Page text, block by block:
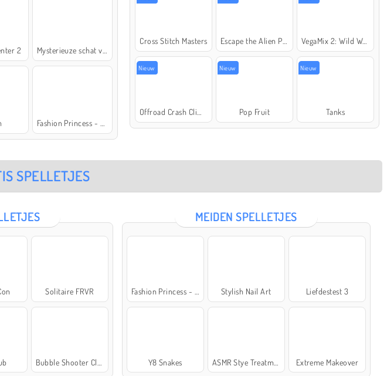
2 Mysterieuze schat van de zee
Cross Stitch Masters VegaMix 2: Wild West
Nieuw Nieuw
Pop Fruit
Nieuw
Tanks
SPELLETJES
Solitaire FRVR
MEIDEN SPELLETJES
Stylish Nail Art Liefdestest 3
Y8 Snakes Extreme Makeover